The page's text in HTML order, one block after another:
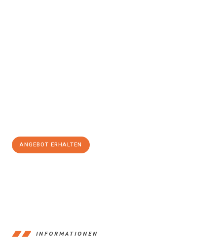
ANGEBOT ERHALTEN
INFORMATIONEN